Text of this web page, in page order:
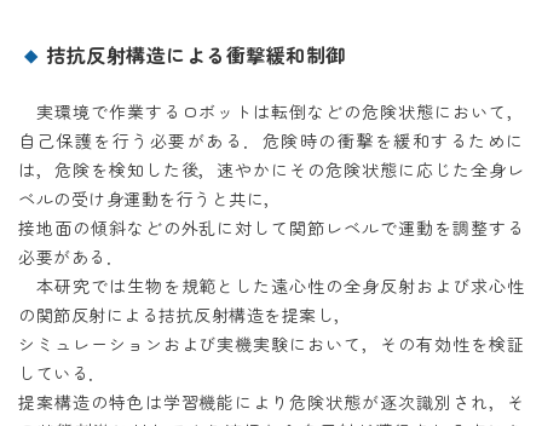
拮抗反射構造による衝撃緩和制御
実環境で作業するロボットは転倒などの危険状態において，
自己保護を行う必要がある．危険時の衝撃を緩和するために
は，危険を検知した後，速やかにその危険状態に応じた全身レ
ベルの受け身運動を行うと共に，
接地面の傾斜などの外乱に対して関節レベルで運動を調整する
必要がある．
本研究では生物を規範とした遠心性の全身反射および求心性
の関節反射による拮抗反射構造を提案し，
シミュレーションおよび実機実験において，その有効性を検証
している．
提案構造の特色は学習機能により危険状態が逐次識別され，そ